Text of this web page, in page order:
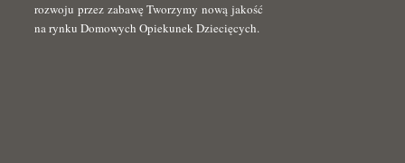
rozwoju przez zabawę Tworzymy nową jakość
na rynku Domowych Opiekunek Dziecięcych.